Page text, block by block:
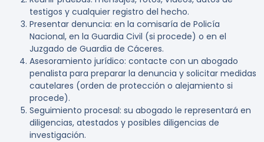
testigos y cualquier registro del hecho.
Presentar denuncia: en la comisaría de Policía
Nacional, en la Guardia Civil (si procede) o en el
Juzgado de Guardia de Cáceres.
Asesoramiento jurídico: contacte con un abogado
penalista para preparar la denuncia y solicitar medidas
cautelares (orden de protección o alejamiento si
procede).
Seguimiento procesal: su abogado le representará en
diligencias, atestados y posibles diligencias de
investigación.